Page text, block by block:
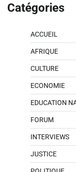
Catégories
ACCUEIL
AFRIQUE
CULTURE
ECONOMIE
EDUCATION
FORUM
INTERVIEWS
JUSTICE